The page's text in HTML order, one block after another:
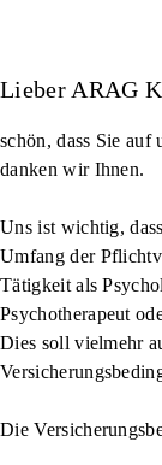
Lieber ARAG
schön, dass Sie auf
danken wir Ihnen.
Uns ist wichtig,
Umfang der
Tätigkeit als
Psychotherapeut
Dies soll vielmehr
Die